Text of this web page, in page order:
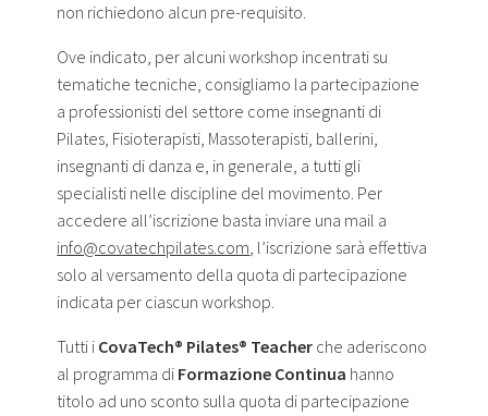
non richiedono alcun pre-requisito.
Ove indicato, per alcuni workshop incentrati su
tematiche tecniche, consigliamo la partecipazione
a professionisti del settore come insegnanti di
Pilates, Fisioterapisti, Massoterapisti, ballerini,
insegnanti di danza e, in generale, a tutti gli
specialisti nelle discipline del movimento. Per
accedere all’iscrizione basta inviare una mail a
info@covatechpilates.com, l’iscrizione sarà effettiva
solo al versamento della quota di partecipazione
indicata per ciascun workshop.
Tutti i CovaTech® Pilates® Teacher che aderiscono
al programma di Formazione Continua hanno
titolo ad uno sconto sulla quota di partecipazione